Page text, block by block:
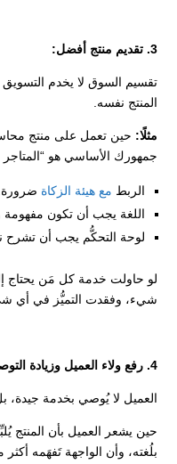
3. تقديم منتج أفضل:
تقسيم السوق لا يخدم
المنتج نفسه.
مثلًا: حين تعمل على منتج
جمهورك الأساسي هو
الربط مع هيئة الزكاة ضرورة.
اللغة يجب أن تكون مفهومة
لوحة التحكُّم يجب أن تشرح
لو حاولت خدمة كل مَن يحتاج
شيء، وفقدت التميُّز في أي
4. رفع ولاء العميل وزيادة التوصية:
العميل لا يُوصي بخدمة
حين يشعر العميل بأن المنتج
بلُغته، وأن الواجهة تَفهَمه